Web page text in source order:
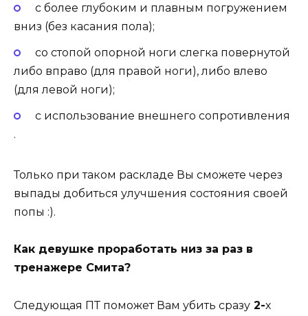
с более глубоким и плавным погружением
вниз (без касания пола);
со стопой опорной ноги слегка повернутой
либо вправо (для правой ноги), либо влево
(для левой ноги);
с использование внешнего сопротивления
.
Только при таком раскладе Вы сможете через
выпады добиться улучшения состояния своей
попы :).
Как девушке проработать низ за раз в
тренажере Смита?
Следующая ПТ поможет Вам убить сразу 2-х